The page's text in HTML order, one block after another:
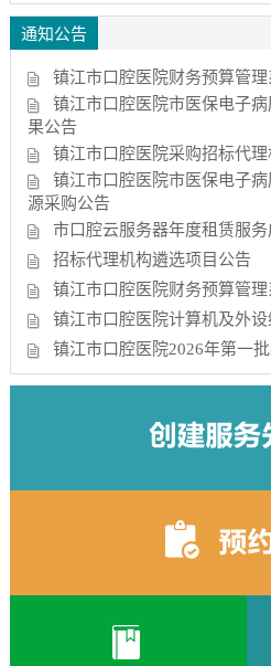
通知公告
镇江市口腔医院财务预算管
镇江市口腔医院市医保电子
果公告
镇江市口腔医院采购招标代
镇江市口腔医院市医保电子
源采购公告
市口腔云服务器年度租赁服
招标代理机构遴选项目公告
镇江市口腔医院财务预算管
镇江市口腔医院计算机及外
镇江市口腔医院2026年第一